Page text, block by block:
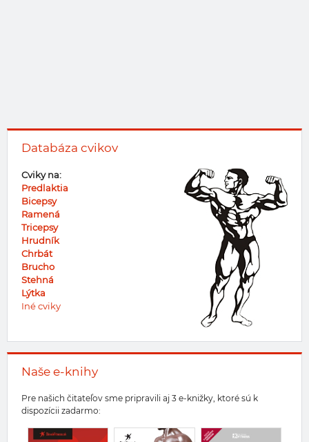
Databáza cvikov
Cviky na:
Predlaktia
Bicepsy
Ramená
Tricepsy
Hrudník
Chrbát
Brucho
Stehná
Lýtka
Iné cviky
Naše e-knihy
Pre našich čitateľov sme pripravili aj 3 e-knižky, ktoré sú k
dispozícii zadarmo: